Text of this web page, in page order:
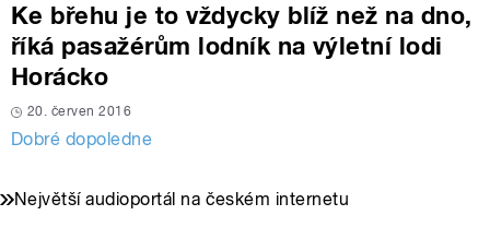
Ke břehu je to vždycky blíž než na dno,
říká pasažérům lodník na výletní lodi
Horácko
20. červen 2016
Dobré dopoledne
Největší audioportál na českém internetu